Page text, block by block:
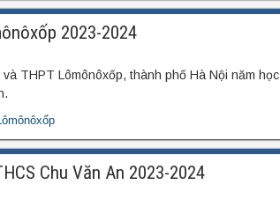
2023-2024
THPT Lômônôxốp, thành phố Hà Nội năm học
Chu Văn An 2023-2024